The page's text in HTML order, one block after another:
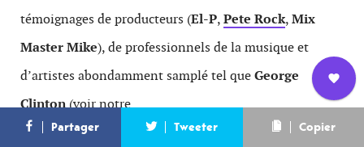
L’équipe
Nous
rejoindre
Newsletter
témoignages de producteurs (El-P,Pete Rock,Mix
Master Mike), de professionnels de la musique et
d’artistes abondamment samplé tel queGeorge
Clinton(voir notre
infographie sur les samples de George Clinton) le
Partager Tweeter Copier